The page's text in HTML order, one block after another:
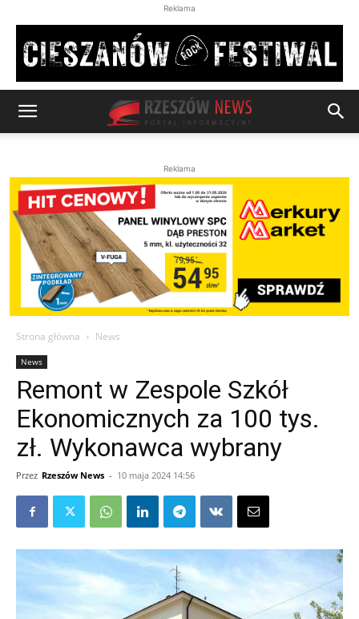
Reklama
Reklama
Strona główna News
News
Remont w Zespole Szkół
Ekonomicznych za 100 tys.
zł. Wykonawca wybrany
Przez Rzeszów News - 10 maja 2024 14:56